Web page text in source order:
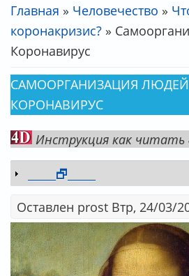
ВЫ ЗДЕСЬ
Главная » Человечество »
коронакризис? »
Коронавирус
САМООРГАНИЗАЦИЯ ЛЮДЕЙ
КОРОНАВИРУС
Инструкция как
Показать
_____🗗_____
Оставлен prost Втр, 24/03/